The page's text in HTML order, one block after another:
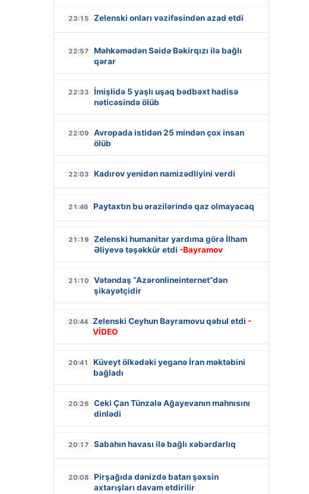
23:15 Zelenski onları vəzifəsindən azad etdi
22:57
Məhkəmədən Səidə Bəkirqızı ilə bağlı
qərar
22:33
İmişlidə 5 yaşlı uşaq bədbəxt hadisə
nəticəsində ölüb
22:09
Avropada istidən 25 mindən çox insan
ölüb
22:03 Kadırov yenidən namizədliyini verdi
21:46 Paytaxtın bu ərazilərində qaz olmayacaq
21:19
Zelenski humanitar yardıma görə İlham
Əliyevə təşəkkür etdi -Bayramov
21:10
Vətəndaş “Azəronlineinternet”dən
şikayətçidir
20:44 Zelenski Ceyhun Bayramovu qəbul etdi -
VİDEO
20:41
Küveyt ölkədəki yeganə İran məktəbini
bağladı
20:26
Ceki Çan Tünzalə Ağayevanın mahnısını
dinlədi
20:17 Sabahın havası ilə bağlı xəbərdarlıq
20:08
Pirşağıda dənizdə batan şəxsin
axtarışları davam etdirilir